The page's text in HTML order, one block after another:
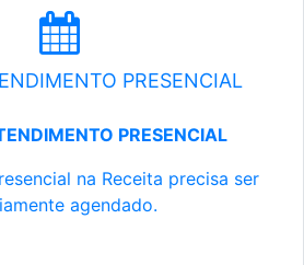
PRESENCIAL
PRESENCIAL
na Receita precisa ser
agendado.